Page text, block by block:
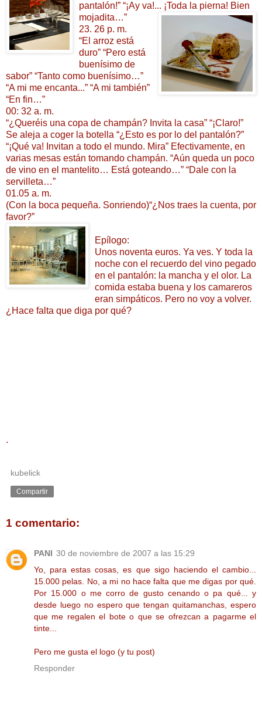
pantalón!” “¡Ay va!... ¡Toda la pierna! Bien
mojadita…”
23. 26 p. m.
“El arroz está
duro” “Pero está
buenísimo de
sabor” “Tanto como buenísimo…”
“A mi me encanta...” “A mi también”
“En fin…”
00: 32 a. m.
“¿Queréis una copa de champán? Invita la casa” “¡Claro!”
Se aleja a coger la botella “¿Esto es por lo del pantalón?”
“¡Qué va! Invitan a todo el mundo. Mira” Efectivamente, en
varias mesas están tomando champán. “Aún queda un poco
de vino en el mantelito… Está goteando…” “Dale con la
servilleta…”
01.05 a. m.
(Con la boca pequeña. Sonriendo)“¿Nos traes la cuenta, por
favor?”
Epílogo:
Unos noventa euros. Ya ves. Y toda la
noche con el recuerdo del vino pegado
en el pantalón: la mancha y el olor. La
comida estaba buena y los camareros
eran simpáticos. Pero no voy a volver.
¿Hace falta que diga por qué?
.
kubelick
Compartir
1 comentario:
PANI 30 de noviembre de 2007 a las 15:29
Yo, para estas cosas, es que sigo haciendo el cambio...
15.000 pelas. No, a mi no hace falta que me digas por qué.
Por 15.000 o me corro de gusto cenando o pa qué... y
desde luego no espero que tengan quitamanchas, espero
que me regalen el bote o que se ofrezcan a pagarme el
tinte...
Pero me gusta el logo (y tu post)
Responder